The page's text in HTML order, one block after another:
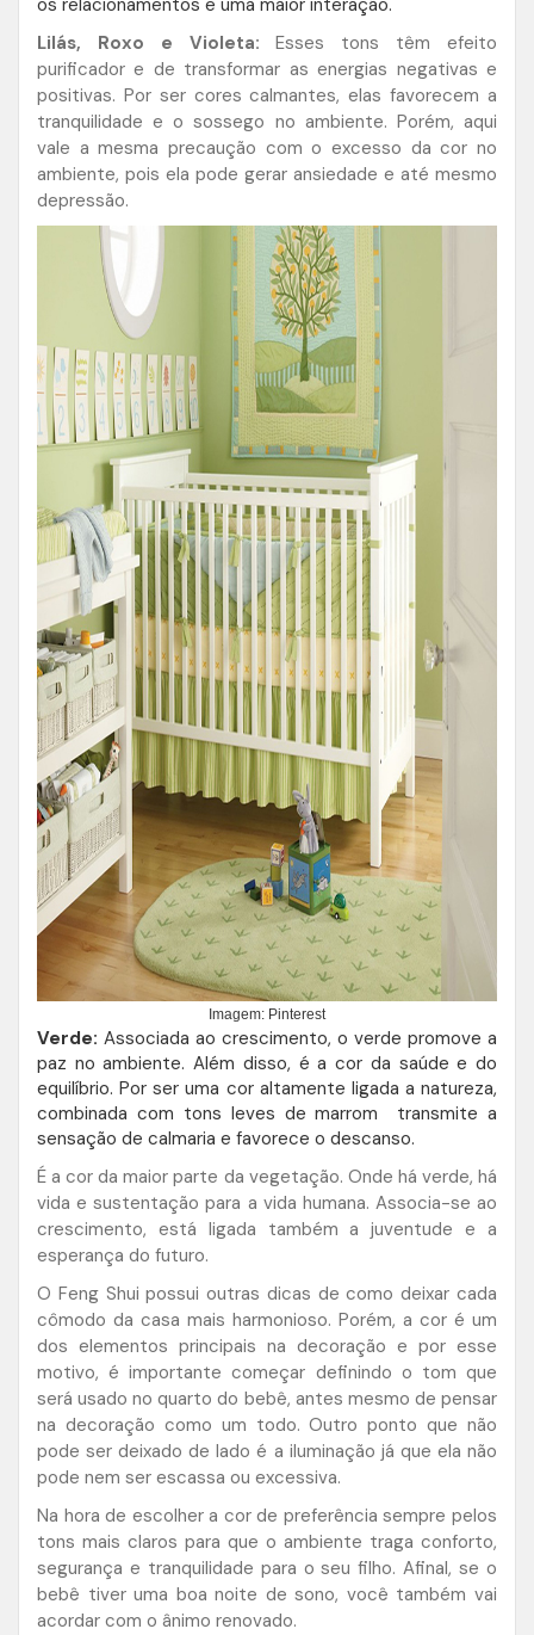
os relacionamentos e uma maior interação.
Lilás, Roxo e Violeta: Esses tons têm efeito
purificador e de transformar as energias negativas e
positivas. Por ser cores calmantes, elas favorecem a
tranquilidade e o sossego no ambiente. Porém, aqui
vale a mesma precaução com o excesso da cor no
ambiente, pois ela pode gerar ansiedade e até mesmo
depressão.
Imagem: Pinterest
Verde: Associada ao crescimento, o verde promove a
paz no ambiente. Além disso, é a cor da saúde e do
equilíbrio. Por ser uma cor altamente ligada a natureza,
combinada com tons leves de marrom transmite a
sensação de calmaria e favorece o descanso.
É a cor da maior parte da vegetação. Onde há verde, há
vida e sustentação para a vida humana. Associa-se ao
crescimento, está ligada também a juventude e a
esperança do futuro.
O Feng Shui possui outras dicas de como deixar cada
cômodo da casa mais harmonioso. Porém, a cor é um
dos elementos principais na decoração e por esse
motivo, é importante começar definindo o tom que
será usado no quarto do bebê, antes mesmo de pensar
na decoração como um todo. Outro ponto que não
pode ser deixado de lado é a iluminação já que ela não
pode nem ser escassa ou excessiva.
Na hora de escolher a cor de preferência sempre pelos
tons mais claros para que o ambiente traga conforto,
segurança e tranquilidade para o seu filho. Afinal, se o
bebê tiver uma boa noite de sono, você também vai
acordar com o ânimo renovado.